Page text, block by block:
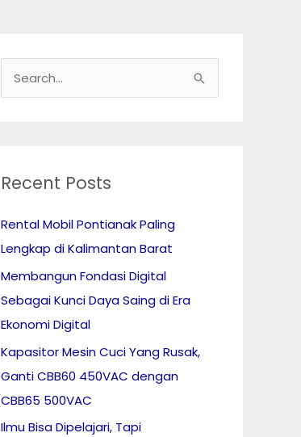
c
f
o
r
:
Recent Posts
Rental Mobil Pontianak Paling
Lengkap di Kalimantan Barat
Membangun Fondasi Digital
Sebagai Kunci Daya Saing di Era
Ekonomi Digital
Kapasitor Mesin Cuci Yang Rusak,
Ganti CBB60 450VAC dengan
CBB65 500VAC
Ilmu Bisa Dipelajari, Tapi